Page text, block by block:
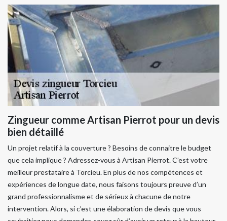
Zingueur comme Artisan Pierrot pour un devis
bien détaillé
Un projet relatif à la couverture ? Besoins de connaitre le budget
que cela implique ? Adressez-vous à Artisan Pierrot. C’est votre
meilleur prestataire à Torcieu. En plus de nos compétences et
expériences de longue date, nous faisons toujours preuve d’un
grand professionnalisme et de sérieux à chacune de notre
intervention. Alors, si c’est une élaboration de devis que vous